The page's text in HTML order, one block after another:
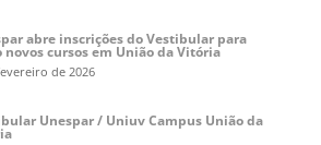
abre inscrições do Vestibular para
novos cursos em União da Vitória
de 2026
Unespar / Uniuv Campus União da